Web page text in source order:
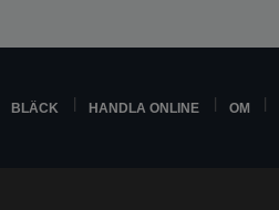
BLÄCK HANDLA ONLINE OM